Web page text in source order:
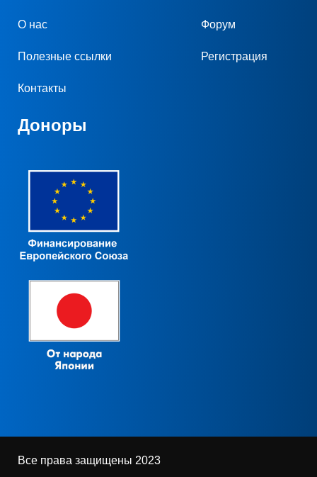
О нас
Полезные ссылки
Контакты
Форум
Регистрация
Доноры
Все права защищены 2023